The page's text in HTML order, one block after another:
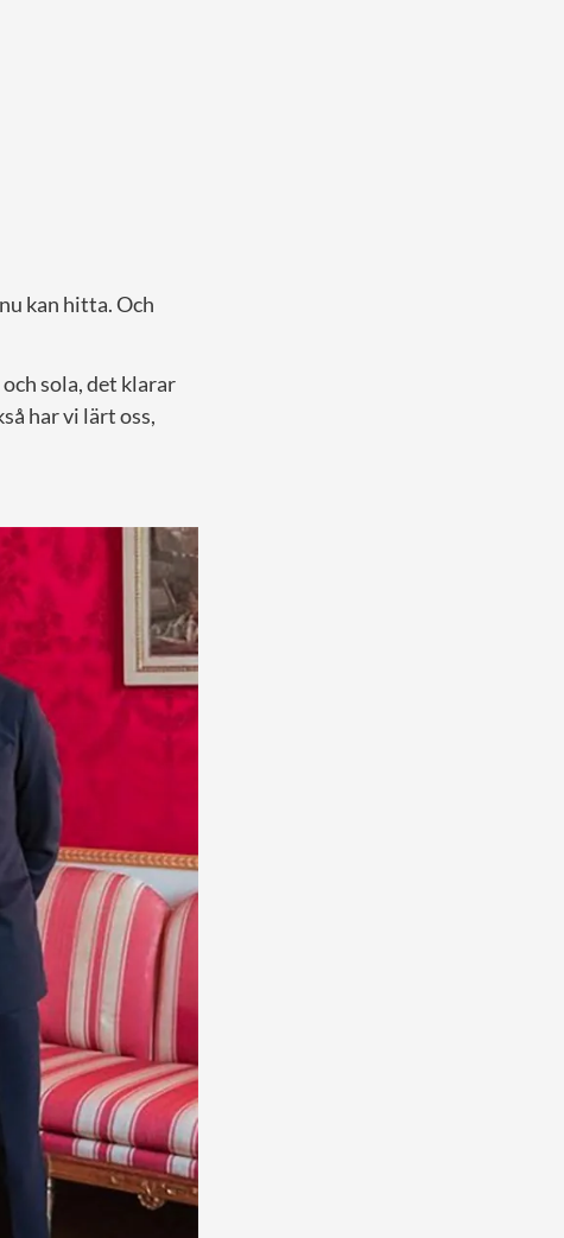
kan hitta. Och
sola, det klarar
har vi lärt oss,